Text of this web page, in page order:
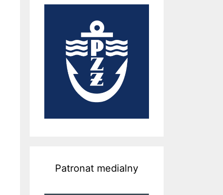
Patronat medialny